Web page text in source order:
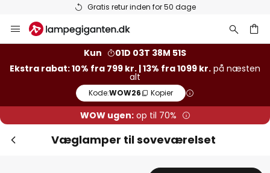
Lagervarer sendes hurtigt
to
Kun
01D 03T 38M 49S
Ekstra rabat: 10% fra 799 kr. | 13% fra 1099 kr. på næsten
alt
Kode:WOW26 Kopier
WOW ugen:op til 70%
Væglamper til soveværelset
Luk
Ekstra rabat
13% rabatfra 1099 kr.
10% rabatfra 799 kr.
på næsten alt*
Kode:WOW26 Kopier